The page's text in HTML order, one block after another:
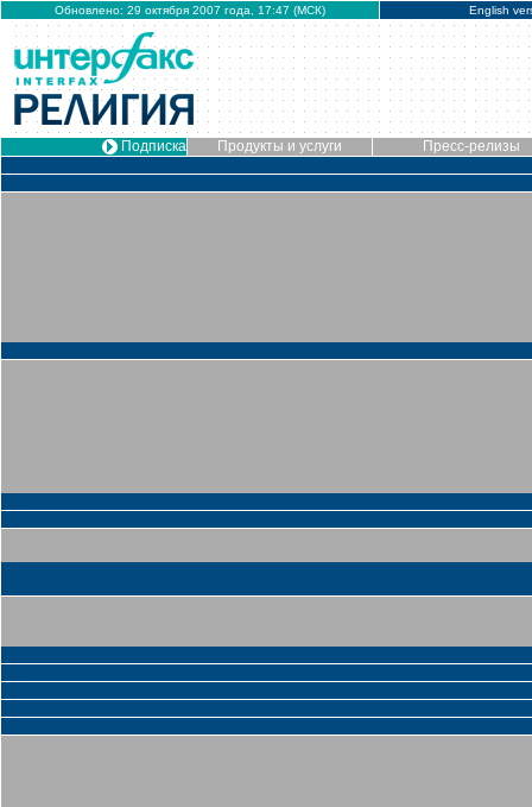
Обновлено: 29 октября 2007 года, 17:47 (МСК) English
Подписка Продукты и услуги Пресс-релизы